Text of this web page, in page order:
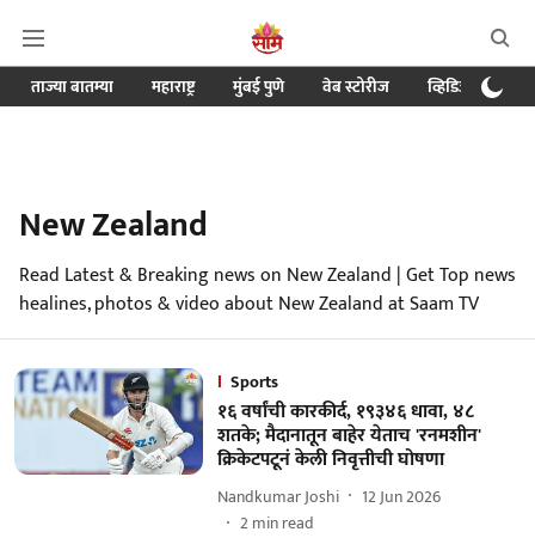
ताज्या बातम्या महाराष्ट्र मुंबई पुणे वेब स्टोरीज व्हिडिओ
New Zealand
Read Latest & Breaking news on New Zealand | Get Top news
healines, photos & video about New Zealand at Saam TV
Sports
१६ वर्षांची कारकीर्द, १९३४६ धावा, ४८
शतके; मैदानातून बाहेर येताच 'रनमशीन'
क्रिकेटपटूनं केली निवृत्तीची घोषणा
Nandkumar Joshi
12 Jun 2026
2min read